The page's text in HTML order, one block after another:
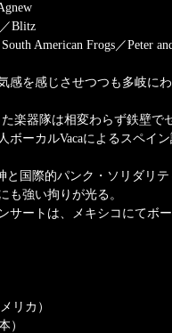
／Blitz
American Frogs／Peter
感を感じさせつつも多岐に
た楽器隊は相変わらず鉄壁で
ボーカルVacaによるスペイ
国際的パンク・ソリダリ
も強い拘りが光る。
サートは、メキシコにてボ
リカ）
）